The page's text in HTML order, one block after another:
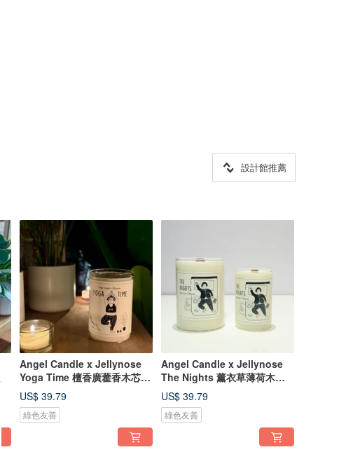
設計館推薦
Angel Candle x Jellynose
Yoga Time 檀香廣藿香木芯大
豆蠟燭
US$ 39.79
綠色友善
Angel Candle x Jellynose
The Nights 薰衣草薄荷木芯
大豆蠟燭
US$ 39.79
綠色友善